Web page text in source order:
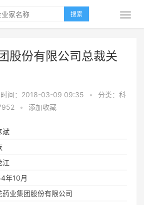
搜索
股份有限公司总裁关
时间：2018-03-09 09:35 •
分类：科
• 添加收藏
斌
江
年10月
药业集团股份有限公司